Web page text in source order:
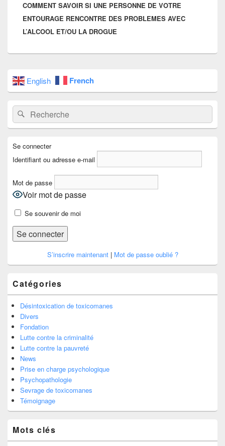
suivant :
COMMENT SAVOIR SI UNE PERSONNE DE VOTRE
ENTOURAGE RENCONTRE DES PROBLEMES AVEC
L’ALCOOL ET/OU LA DROGUE
principale
de
pour
barre
English French
Recherche :Rechercher
Se connecter
Identifiant ou adresse e-mail
Mot de passe
Voir mot de passe
Se souvenir de moi
S’inscrire maintenant| Mot de passe oublié ?
Catégories
Désintoxication de toxicomanes
Divers
Fondation
Lutte contre la criminalité
Lutte contre la pauvreté
News
Prise en charge psychologique
Psychopathologie
Sevrage de toxicomanes
Témoignage
Mots clés